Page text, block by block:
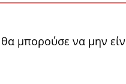
μπορούσε να μην